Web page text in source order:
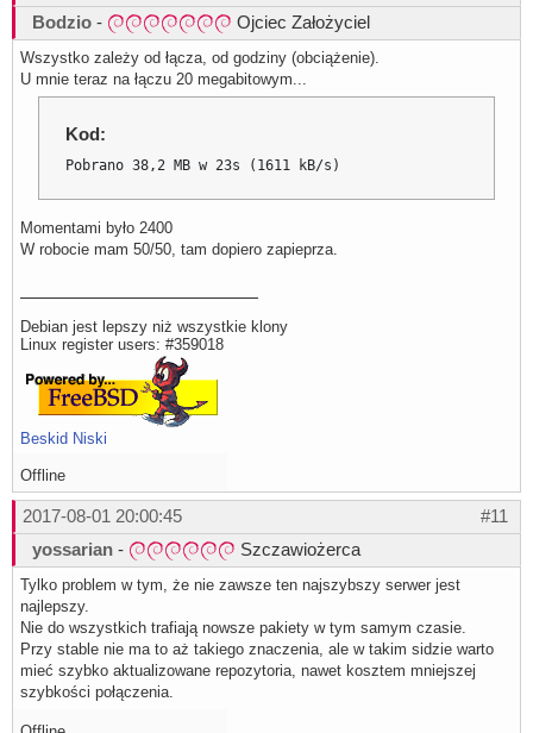
Bodzio - Ojciec Założyciel
Wszystko zależy od łącza, od godziny (obciążenie).
U mnie teraz na łączu 20 megabitowym...
Kod:
Pobrano 38,2 MB w 23s (1611 kB/s)
Momentami było 2400
W robocie mam 50/50, tam dopiero zapieprza.
Debian jest lepszy niż wszystkie klony
Linux register users: #359018
Beskid Niski
Offline
#11
2017-08-01 20:00:45
yossarian - Szczawiożerca
Tylko problem w tym, że nie zawsze ten najszybszy serwer jest
najlepszy.
Nie do wszystkich trafiają nowsze pakiety w tym samym czasie.
Przy stable nie ma to aż takiego znaczenia, ale w takim sidzie warto
mieć szybko aktualizowane repozytoria, nawet kosztem mniejszej
szybkości połączenia.